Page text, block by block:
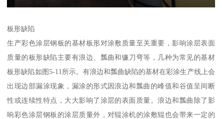
板形缺陷
生产彩色涂层钢板的基材板形对涂敷质量至关重要，影响涂层表面
质量的板形缺陷主要有浪边、瓢曲和镰刀弯等，几种为常见的基材
板形缺陷如图5-11所示。有浪边和瓢曲缺陷的基材在彩涂生产线上会
出现边部漏涂现象，漏涂的形式因浪边和瓢曲的峰值和谷值呈间断
性或连续性特点，大大影响了涂层的表面质量。浪边和瓢曲除了影
响彩色涂层钢板的涂层质量外，对辊涂机的涂敷辊也会带来一定的